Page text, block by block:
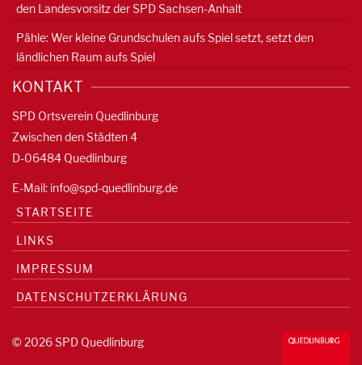
den Landesvorsitz der SPD Sachsen-Anhalt
Pähle: Wer kleine Grundschulen aufs Spiel setzt, setzt den
ländlichen Raum aufs Spiel
KONTAKT
SPD Ortsverein Quedlinburg
Zwischen den Städten 4
D-06484 Quedlinburg
E-Mail: info@spd-quedlinburg.de
STARTSEITE
LINKS
IMPRESSUM
DATENSCHUTZERKLÄRUNG
© 2026 SPD Quedlinburg